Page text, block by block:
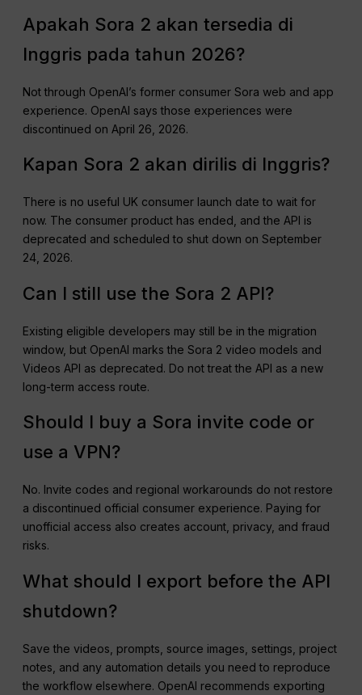
Apakah Sora 2 akan tersedia di
Inggris pada tahun 2026?
Not through OpenAI’s former consumer Sora web and app
experience. OpenAI says those experiences were
discontinued on April 26, 2026.
Kapan Sora 2 akan dirilis di Inggris?
There is no useful UK consumer launch date to wait for
now. The consumer product has ended, and the API is
deprecated and scheduled to shut down on September
24, 2026.
Can I still use the Sora 2 API?
Existing eligible developers may still be in the migration
window, but OpenAI marks the Sora 2 video models and
Videos API as deprecated. Do not treat the API as a new
long-term access route.
Should I buy a Sora invite code or
use a VPN?
No. Invite codes and regional workarounds do not restore
a discontinued official consumer experience. Paying for
unofficial access also creates account, privacy, and fraud
risks.
What should I export before the API
shutdown?
Save the videos, prompts, source images, settings, project
notes, and any automation details you need to reproduce
the workflow elsewhere. OpenAI recommends exporting